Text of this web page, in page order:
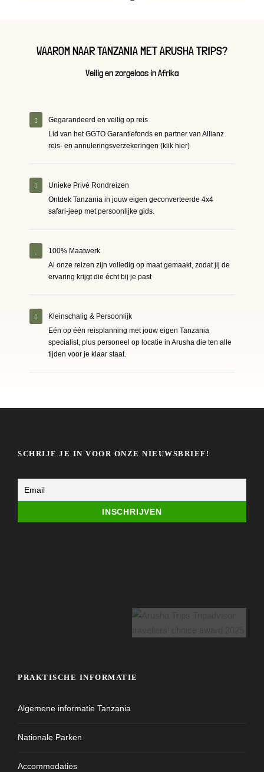
WAAROM NAAR TANZANIA MET ARUSHA TRIPS?
Veilig en zorgeloos in Afrika
Gegarandeerd en veilig op reis
Lid van het GGTO Garantiefonds en partner van Allianz
reis- en annuleringsverzekeringen (klik hier)
Unieke Privé Rondreizen
Ontdek Tanzania in jouw eigen geconverteerde 4x4
safari-jeep met persoonlijke gids.
100% Maatwerk
Al onze reizen zijn volledig op maat gemaakt, zodat jij de
ervaring krijgt die écht bij je past
Kleinschalig & Persoonlijk
Eén op één reisplanning met jouw eigen Tanzania
specialist, plus personeel op locatie in Arusha die ten alle
tijden voor je klaar staat.
SCHRIJF JE IN VOOR ONZE NIEUWSBRIEF!
PRAKTISCHE INFORMATIE
Algemene informatie Tanzania
Nationale Parken
Accommodaties